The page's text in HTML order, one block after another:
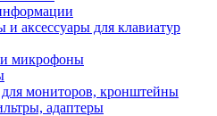
и аксессуары для клавиатур
микрофоны
мониторов, кронштейны
адаптеры